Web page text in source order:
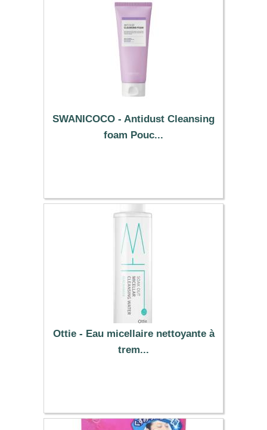
SWANICOCO - Antidust Cleansing
foam Pouc...
Ottie - Eau micellaire nettoyante à
trem...